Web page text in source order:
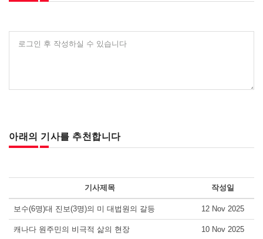
로그인 후 작성하실 수 있습니다
아래의 기사를 추천합니다
기사제목 작성일
보수(6명)대 진보(3명)의 미 대법원의 갈등 12 Nov 2025
캐나다 원주민의 비극적 삶의 현장 10 Nov 2025